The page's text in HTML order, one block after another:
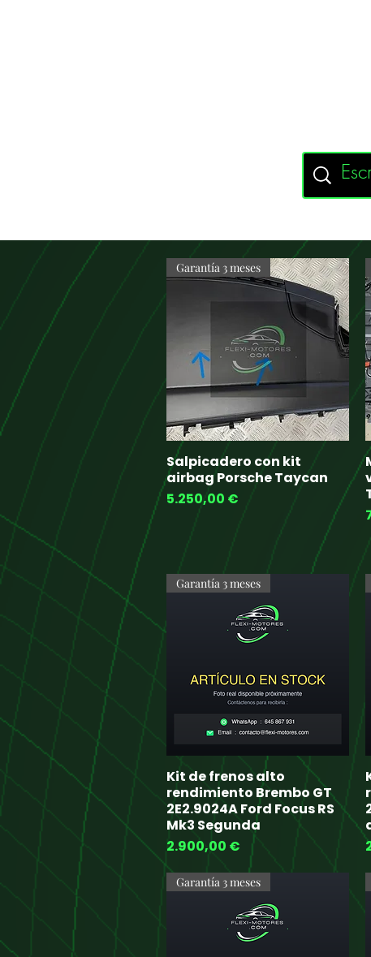
Quick View
Garantía 3 meses
Salpicadero con kit
airbag Porsche Taycan
Price
5.250,00 €
Quick View
Garantía 3 meses
Kit de frenos alto
rendimiento Brembo GT
2E2.9024A Ford Focus RS
Mk3 Segunda
Price
2.900,00 €
Garantía 3 meses